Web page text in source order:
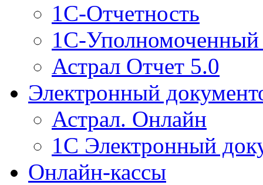
1С-Отчетность
1С-Уполномоченный
Астрал Отчет 5.0
Электронный
Астрал. Онлайн
1С Электронный
Онлайн-кассы